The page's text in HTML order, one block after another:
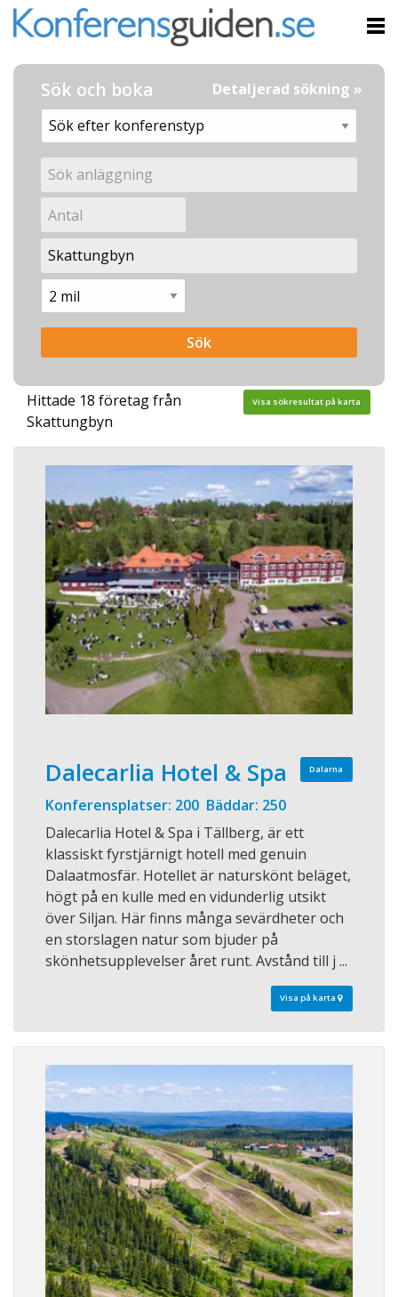
Sök och boka Detaljerad sökning »
Hittade 18 företag från
Skattungbyn
Visa sökresultat på karta
Dalarna
Dalecarlia Hotel & Spa
Konferensplatser: 200 Bäddar: 250
Dalecarlia Hotel & Spa i Tällberg, är ett
klassiskt fyrstjärnigt hotell med genuin
Dalaatmosfär. Hotellet är naturskönt beläget,
högt på en kulle med en vidunderlig utsikt
över Siljan. Här finns många sevärdheter och
en storslagen natur som bjuder på
skönhetsupplevelser året runt. Avstånd till j ...
Visa på karta